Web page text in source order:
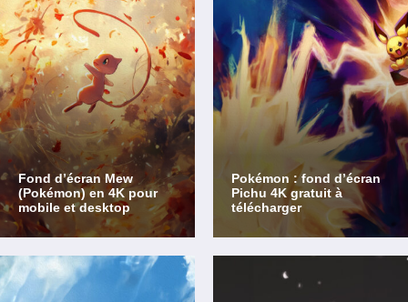
Fond d’écran Mew
(Pokémon) en 4K pour
mobile et desktop
Pokémon : fond d’écran
Pichu 4K gratuit à
télécharger